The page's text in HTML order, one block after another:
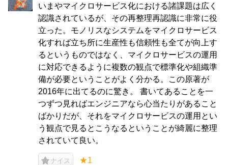
いまやマイクロサービス化における諸課題は広く
認識されているが、その再整理再認識に非常に役
立った。モノリスなシステムをマイクロサービス
化すれば立ち所に生産性も信頼性も全てが向上す
るというものではなく、マイクロサービスの運用
に対応できるように複数の観点で標準化や組織準
備が必要ということがよく分かる。この原著が
2016年に出てるのに驚き。 書いてあることを一
つずつ見ればエンジニアなら心当たりがあること
ばかりだが、それをマイクロサービスの運用とい
う観点で見るとこうなるということが綺麗に整理
されていて良い。
ナイス ★1